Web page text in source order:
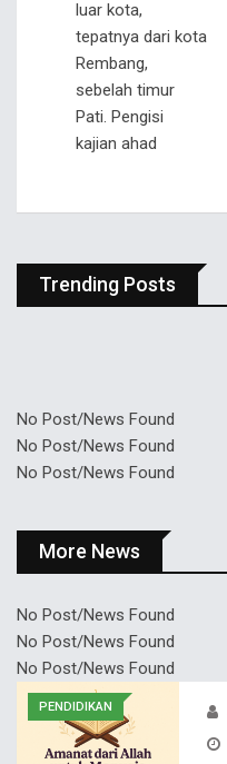
luar kota,
tepatnya dari kota
Rembang,
sebelah timur
Pati. Pengisi
kajian ahad
Trending Posts
No Post/News Found
No Post/News Found
No Post/News Found
More News
No Post/News Found
No Post/News Found
No Post/News Found
PENDIDIKAN